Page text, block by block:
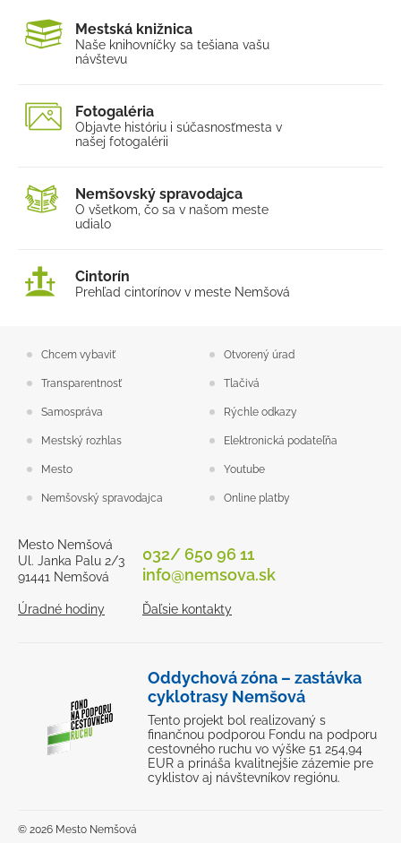
Mestská knižnica
Naše knihovníčky sa tešiana vašu
návštevu
Fotogaléria
Objavte históriu i súčasnosťmesta v
našej fotogalérii
Nemšovský spravodajca
O všetkom, čo sa v našom meste
udialo
Cintorín
Prehľad cintorínov v meste Nemšová
Chcem vybaviť Otvorený úrad
Transparentnosť Tlačivá
Samospráva Rýchle odkazy
Mestský rozhlas Elektronická podateľňa
Mesto Youtube
Nemšovský spravodajca Online platby
Mesto Nemšová
Ul. Janka Palu 2/3
91441 Nemšová
Úradné hodiny
032/ 650 96 11
info@nemsova.sk
Ďaľsie kontakty
Oddychová zóna – zastávka
cyklotrasy Nemšová
Tento projekt bol realizovaný s
finančnou podporou Fondu na podporu
cestovného ruchu vo výške 51 254,94
EUR a prináša kvalitnejšie zázemie pre
cyklistov aj návštevníkov regiónu.
© 2026 Mesto Nemšová